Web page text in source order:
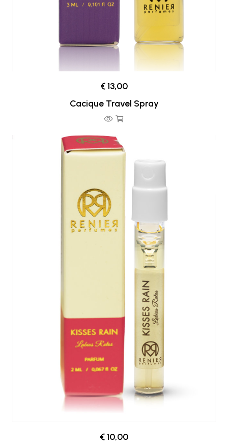
€ 13,00
Cacique Travel Spray
€ 10,00